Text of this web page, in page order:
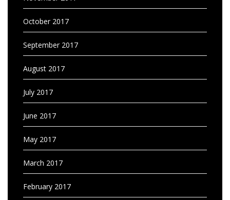
October 2017
September 2017
August 2017
July 2017
June 2017
May 2017
March 2017
February 2017